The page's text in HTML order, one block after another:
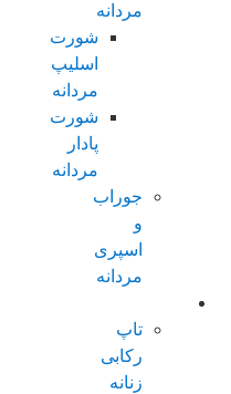
مردانه
شورت
اسلیپ
مردانه
شورت
پادار
مردانه
جوراب
و
اسپری
مردانه
تاپ
رکابی
زنانه